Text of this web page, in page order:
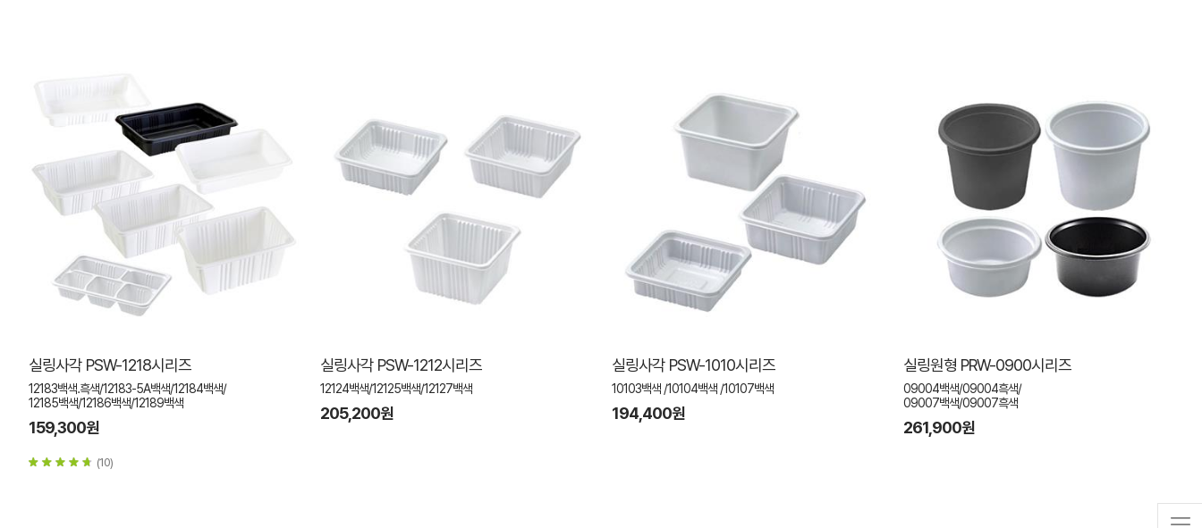
실링사각 PSW-1218시리즈
12183백색.흑색/12183-5A백색/12184백색/
12185백색/12186백색/12189백색
159,300원
(10)
실링사각 PSW-1212시리즈
12124백색/12125백색/12127백색
205,200원
실링사각 PSW-1010시리즈
10103백색 /10104백색 /10107백색
194,400원
실링원형 PRW-0900시리즈
09004백색/09004흑색/
09007백색/09007흑색
261,900원